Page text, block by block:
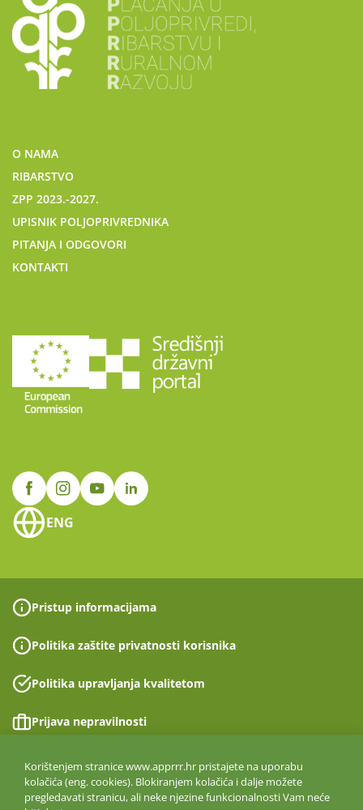
O NAMA
RIBARSTVO
ZPP 2023.-2027.
UPISNIK POLJOPRIVREDNIKA
PITANJA I ODGOVORI
KONTAKTI
ENG
Pristup informacijama
Politika zaštite privatnosti korisnika
Politika upravljanja kvalitetom
Prijava nepravilnosti
Izjava o pristupačnosti
Politika informacijske sigurnosti
Korištenjem stranice www.apprrr.hr pristajete na uporabu
kolačića (eng. cookies). Blokiranjem kolačića i dalje možete
pregledavati stranicu, ali neke njezine funkcionalnosti Vam neće